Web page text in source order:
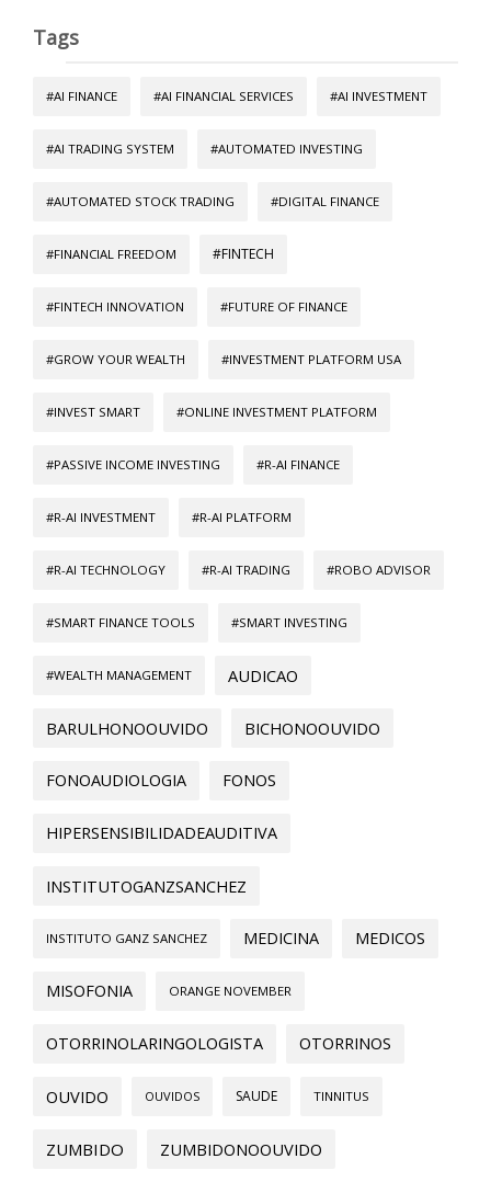
Tags
#AI FINANCE #AI FINANCIAL SERVICES #AI INVESTMENT
#AI TRADING SYSTEM #AUTOMATED INVESTING
#AUTOMATED STOCK TRADING #DIGITAL FINANCE
#FINANCIAL FREEDOM #FINTECH
#FINTECH INNOVATION #FUTURE OF FINANCE
#GROW YOUR WEALTH #INVESTMENT PLATFORM USA
#INVEST SMART #ONLINE INVESTMENT PLATFORM
#PASSIVE INCOME INVESTING #R-AI FINANCE
#R-AI INVESTMENT #R-AI PLATFORM
#R-AI TECHNOLOGY #R-AI TRADING #ROBO ADVISOR
#SMART FINANCE TOOLS #SMART INVESTING
#WEALTH MANAGEMENT AUDICAO
BARULHONOOUVIDO BICHONOOUVIDO
FONOAUDIOLOGIA FONOS
HIPERSENSIBILIDADEAUDITIVA
INSTITUTOGANZSANCHEZ
INSTITUTO GANZ SANCHEZ MEDICINA MEDICOS
MISOFONIA ORANGE NOVEMBER
OTORRINOLARINGOLOGISTA OTORRINOS
OUVIDO OUVIDOS SAUDE TINNITUS
ZUMBIDO ZUMBIDONOOUVIDO